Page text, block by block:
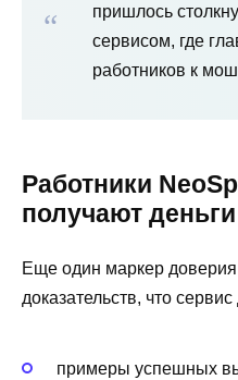
пришлось
сервисом, где
работников к
Работники
получают
Еще один маркер
доказательств, что
примеры успешных